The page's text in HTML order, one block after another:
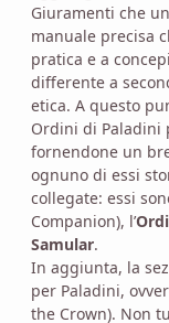
Giuramenti che
manuale precisa
pratica e a
differente a
etica. A questo
Ordini di Paladini
fornendone un
ognuno di essi
collegate: essi
Companion), l’
Samular.
In aggiunta, la
per Paladini,
the Crown). Non